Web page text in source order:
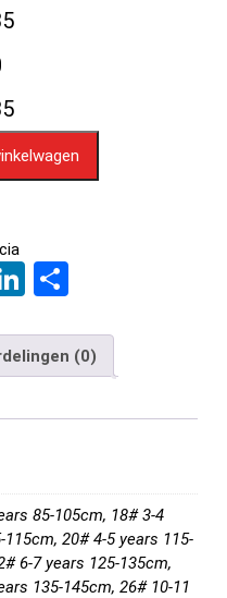
Li
ke
dI
n
e
n
(0)
85-105cm, 18# 3-4
115cm, 20# 4-5 years 115-
6-7 years 125-135cm,
135-145cm, 26# 10-11